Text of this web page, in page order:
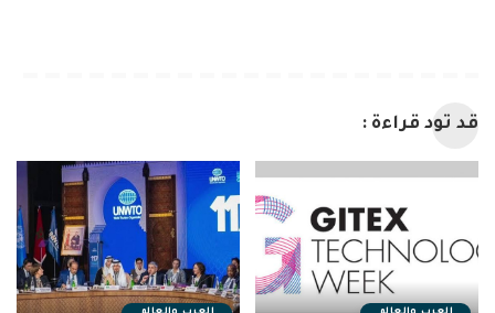
قد تود قراءة :